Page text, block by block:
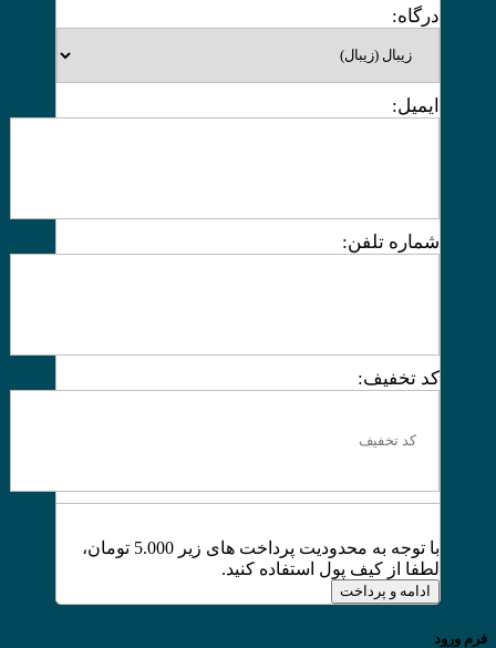
درگاه:
ایمیل:
شماره تلفن:
کد تخفیف:
با توجه به محدودیت پرداخت های زیر 5.000 تومان،
لطفا از کیف پول استفاده کنید.
ادامه و پرداخت
فرم ورود